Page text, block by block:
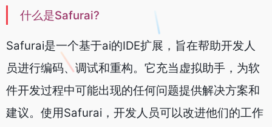
什么是Safurai?
Safurai是一个基于ai的IDE扩展，旨在帮助开发人
员进行编码、调试和重构。它充当虚拟助手，为软
件开发过程中可能出现的任何问题提供解决方案和
建议。使用Safurai，开发人员可以改进他们的工作